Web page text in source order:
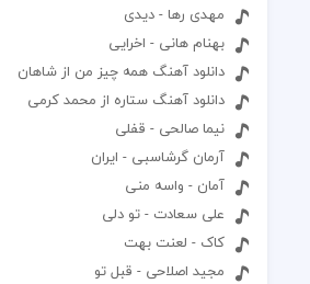
مهدی رها - دیدی
بهنام هانی - اخرایی
دانلود آهنگ همه چیز من از شاهان
دانلود آهنگ ستاره از محمد کرمی
نیما صالحی - قفلی
آرمان گرشاسبی - ایران
آمان - واسه منی
علی سعادت - تو دلی
کاک - لعنت بهت
مجید اصلاحی - قبل تو